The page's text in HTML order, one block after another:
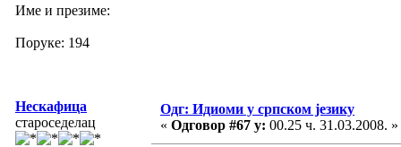
Име и презиме:
Поруке: 194
Нескафица
староседелац
Одг: Идиоми у српском језику
« Одговор #67 у: 00.25 ч. 31.03.2008. »